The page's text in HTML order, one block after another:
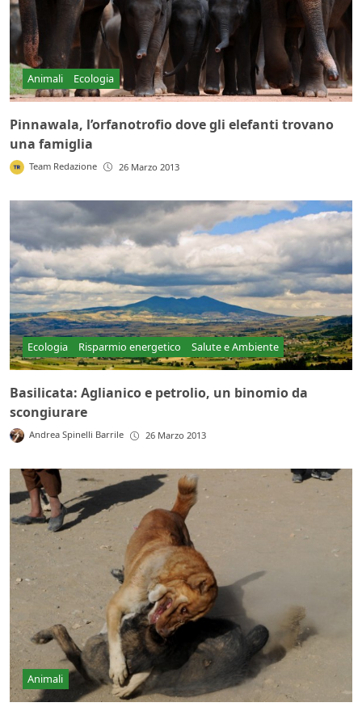
Animali Ecologia
Pinnawala, l’orfanotrofio dove gli elefanti trovano
una famiglia
Team Redazione 26 Marzo 2013
Ecologia Risparmio energetico Salute e Ambiente
Basilicata: Aglianico e petrolio, un binomio da
scongiurare
Andrea Spinelli Barrile 26 Marzo 2013
Animali